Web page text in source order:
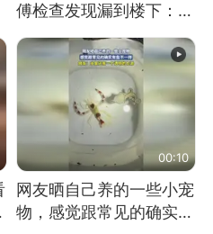
傅检查发现漏到楼下：出
风口未延伸到外墙
00:10
网友晒自己养的一些小宠
物，感觉跟常见的确实有